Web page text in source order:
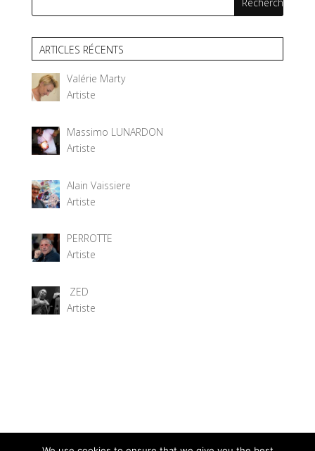
ARTICLES RÉCENTS
Valérie Marty
Artiste
Massimo LUNARDON
Artiste
Alain Vaissiere
Artiste
PERROTTE
Artiste
ZED
Artiste